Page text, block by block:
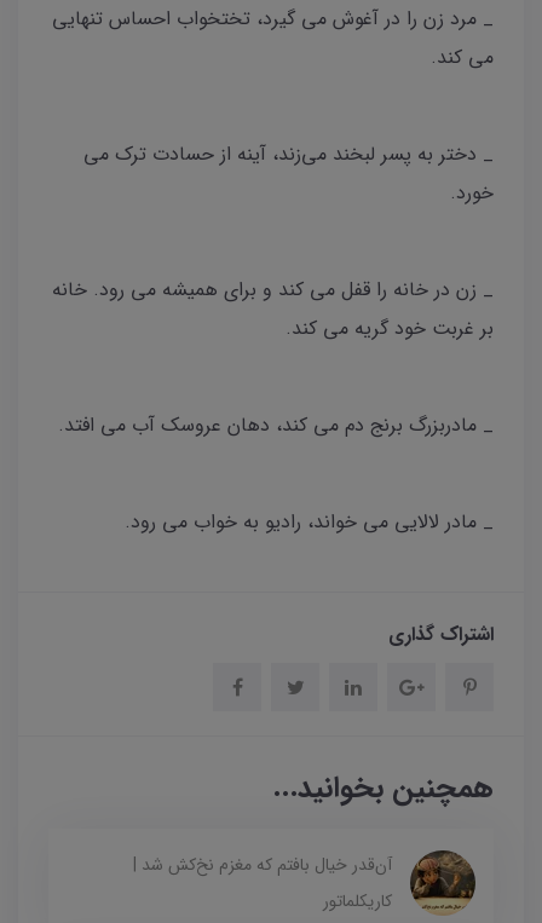
_ مرد زن را در آغوش می گیرد، تختخواب احساس تنهایی
می کند.
_ دختر به پسر لبخند می‌زند، آینه از حسادت ترک می
خورد.
_ زن در خانه را قفل می کند و برای همیشه می رود. خانه
بر غربت خود گریه می کند.
_ مادربزرگ برنج دم می کند، دهان عروسک آب می افتد.
_ مادر لالایی می خواند، رادیو به خواب می رود.
اشتراک گذاری
همچنین بخوانید...
آن‌قدر خیال بافتم که مغزم نخ‌کش شد |
کاریکلماتور